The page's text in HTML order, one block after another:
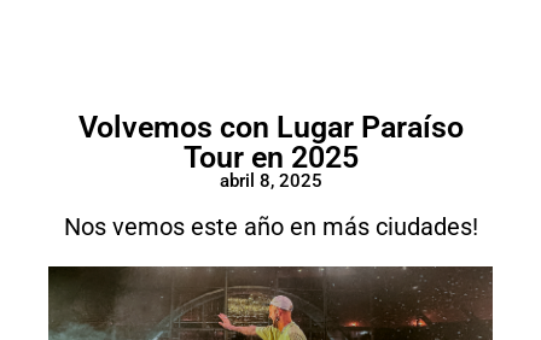
Volvemos con Lugar Paraíso
Tour en 2025
abril 8, 2025
Nos vemos este año en más ciudades!